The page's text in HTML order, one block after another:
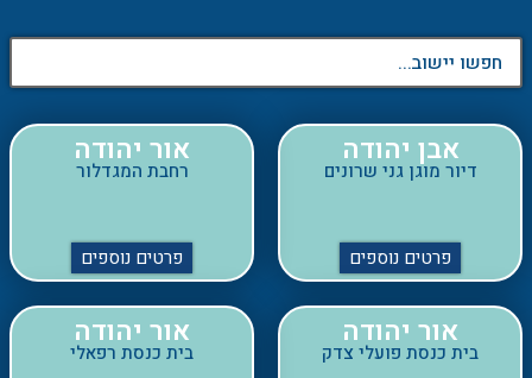
אבן יהודה
דיור מוגן גני שרונים
פרטים נוספים
רחבת המגדלור
פרטים נוספים
אור יהודה
בית כנסת פועלי צדק
פרטים נוספים
אור יהודה
בית כנסת רפאלי
פרטים נוספים